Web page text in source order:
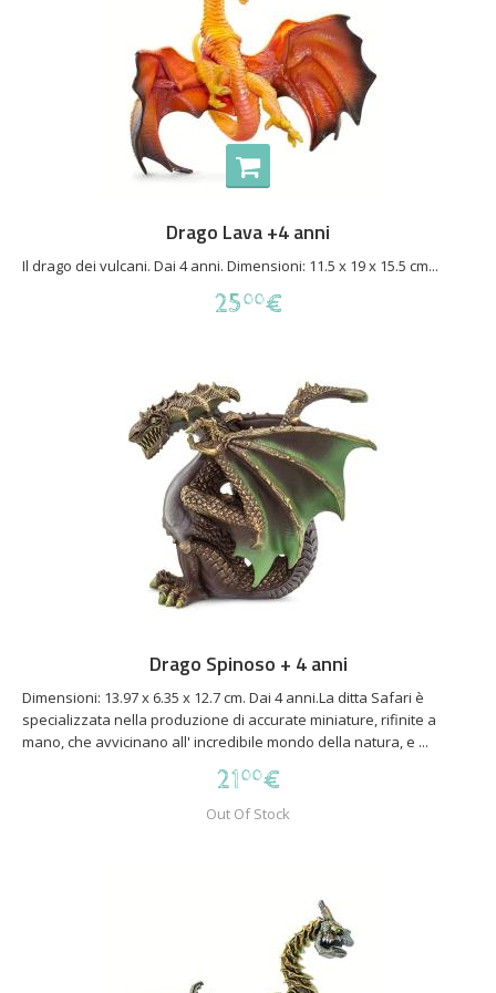
Drago Lava +4 anni
Il drago dei vulcani. Dai 4 anni. Dimensioni: 11.5 x 19 x 15.5 cm...
2500€
Drago Spinoso + 4 anni
Dimensioni: 13.97 x 6.35 x 12.7 cm. Dai 4 anni.La ditta Safari è
specializzata nella produzione di accurate miniature, rifinite a
mano, che avvicinano all' incredibile mondo della natura, e ...
2100€
Out Of Stock